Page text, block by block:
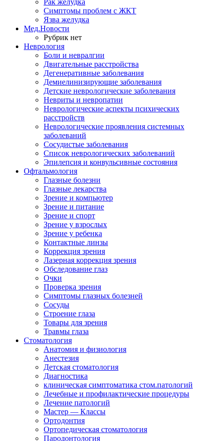
Рак желудка
Симптомы проблем с ЖКТ
Язва желудка
Мед.Новости
Рубрик нет
Неврология
Боли и невралгии
Двигательные расстройства
Дегенеративные заболевания
Демиелинизирующие заболевания
Детские неврологические заболевания
Невриты и невропатии
Неврологические аспекты психических
расстройств
Неврологические проявления системных
заболеваний
Сосудистые заболевания
Список неврологических заболеваний
Эпилепсия и конвульсивные состояния
Офтальмология
Глазные болезни
Глазные лекарства
Зрение и компьютер
Зрение и питание
Зрение и спорт
Зрение у взрослых
Зрение у ребенка
Контактные линзы
Коррекция зрения
Лазерная коррекция зрения
Обследование глаз
Очки
Проверка зрения
Симптомы глазных болезней
Сосуды
Строение глаза
Товары для зрения
Травмы глаза
Стоматология
Анатомия и физиология
Анестезия
Детская стоматология
Диагностика
клиническая симптоматика стом.патологий
Лечебные и профилактические процедуры
Лечение патологий
Мастер — Классы
Ортодонтия
Ортопедическая стоматология
Пародонтология